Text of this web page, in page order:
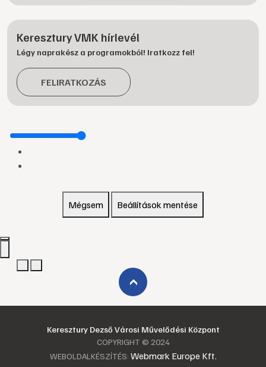
Keresztury VMK hírlevél
Légy naprakész a programokból! Iratkozz fel!
FELIRATKOZÁS
Mégsem Beállítások mentése
›
Keresztury Dezső Városi Művelődési Központ
COPYRIGHT © 2024
WEBOLDALKÉSZÍTÉS: Webmark Europe Kft.